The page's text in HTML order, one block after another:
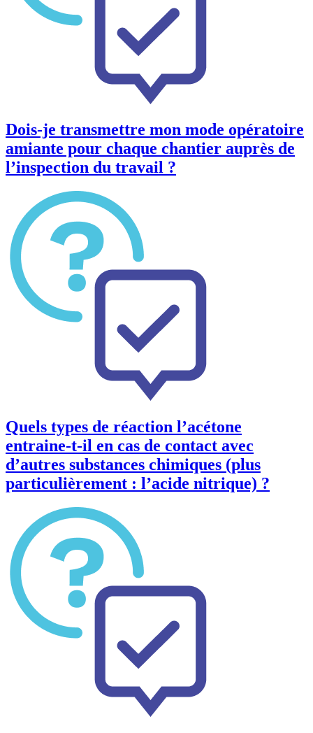
Dois-je transmettre mon mode opératoire
amiante pour chaque chantier auprès de
l’inspection du travail ?
Quels types de réaction l’acétone
entraine-t-il en cas de contact avec
d’autres substances chimiques (plus
particulièrement : l’acide nitrique) ?